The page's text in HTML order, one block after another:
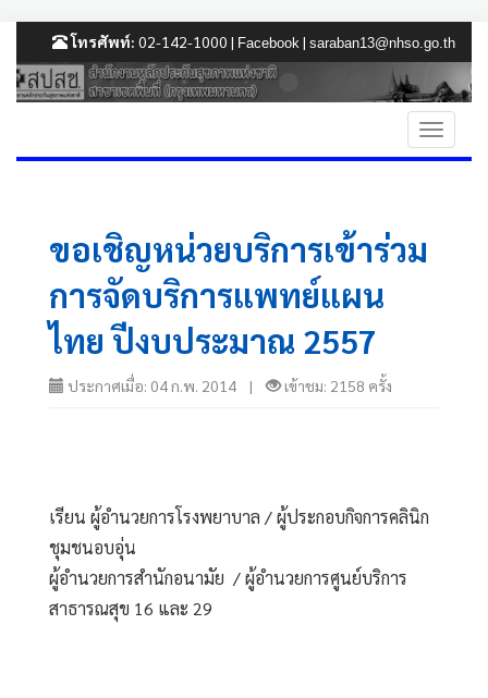
โทรศัพท์: 02-142-1000 | Facebook | saraban13@nhso.go.th
ขอเชิญหน่วยบริการเข้าร่วม
การจัดบริการแพทย์แผน
ไทย ปีงบประมาณ 2557
ประกาศเมื่อ: 04 ก.พ. 2014 | เข้าชม: 2158 ครั้ง
เรียน ผู้อำนวยการโรงพยาบาล / ผู้ประกอบกิจการคลินิก
ชุมชนอบอุ่น
ผู้อำนวยการสำนักอนามัย  / ผู้อำนวยการศูนย์บริการ
สาธารณสุข 16 และ 29